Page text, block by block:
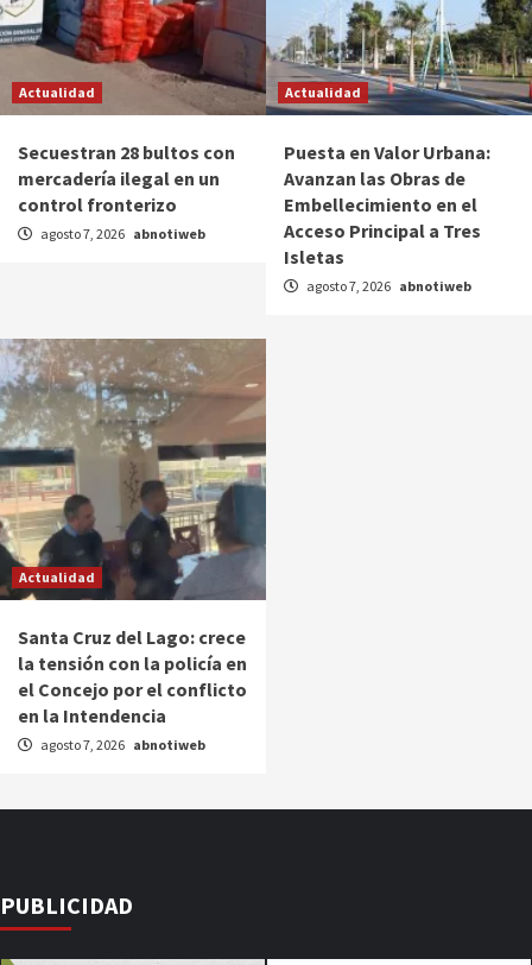
Actualidad
Secuestran 28 bultos con
mercadería ilegal en un
control fronterizo
agosto 7, 2026 abnotiweb
Actualidad
Puesta en Valor Urbana:
Avanzan las Obras de
Embellecimiento en el
Acceso Principal a Tres
Isletas
agosto 7, 2026 abnotiweb
Actualidad
Santa Cruz del Lago: crece
la tensión con la policía en
el Concejo por el conflicto
en la Intendencia
agosto 7, 2026 abnotiweb
PUBLICIDAD